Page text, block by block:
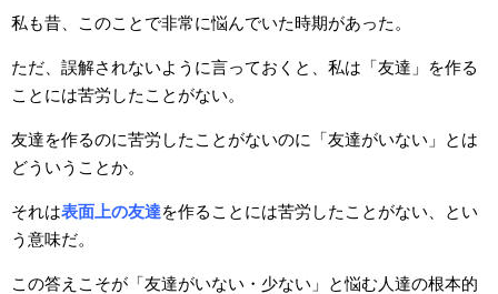
私も昔、このことで非常に悩んでいた時期があった。
ただ、誤解されないように言っておくと、私は「友達」を作る
ことには苦労したことがない。
友達を作るのに苦労したことがないのに「友達がいない」とは
どういうことか。
それは表面上の友達を作ることには苦労したことがない、とい
う意味だ。
この答えこそが「友達がいない・少ない」と悩む人達の根本的